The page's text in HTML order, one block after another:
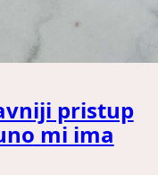
pristup
mi ima